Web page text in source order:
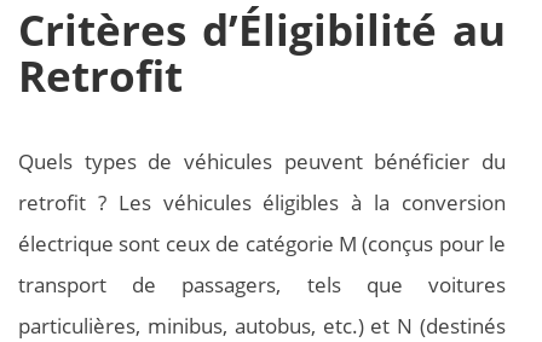
Critères d’Éligibilité au
Retrofit
Quels types de véhicules peuvent bénéficier du
retrofit ? Les véhicules éligibles à la conversion
électrique sont ceux de catégorie M (conçus pour le
transport de passagers, tels que voitures
particulières, minibus, autobus, etc.) et N (destinés